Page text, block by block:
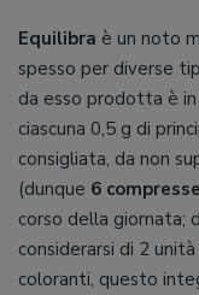
Equilibra è un noto
spesso per diverse
da esso prodotta è
ciascuna 0,5 g di
consigliata, da non
(dunque 6 compresse
corso della
considerarsi di 2
coloranti, questo